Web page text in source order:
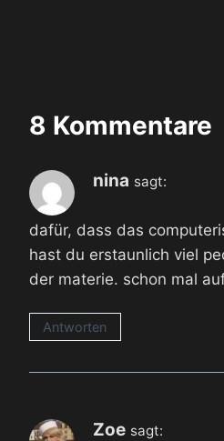
8 Kommentare
nina sagt:
dafür, dass das
hast du erstaunlich viel
der materie. schon mal
Antworten
Zoe sagt: